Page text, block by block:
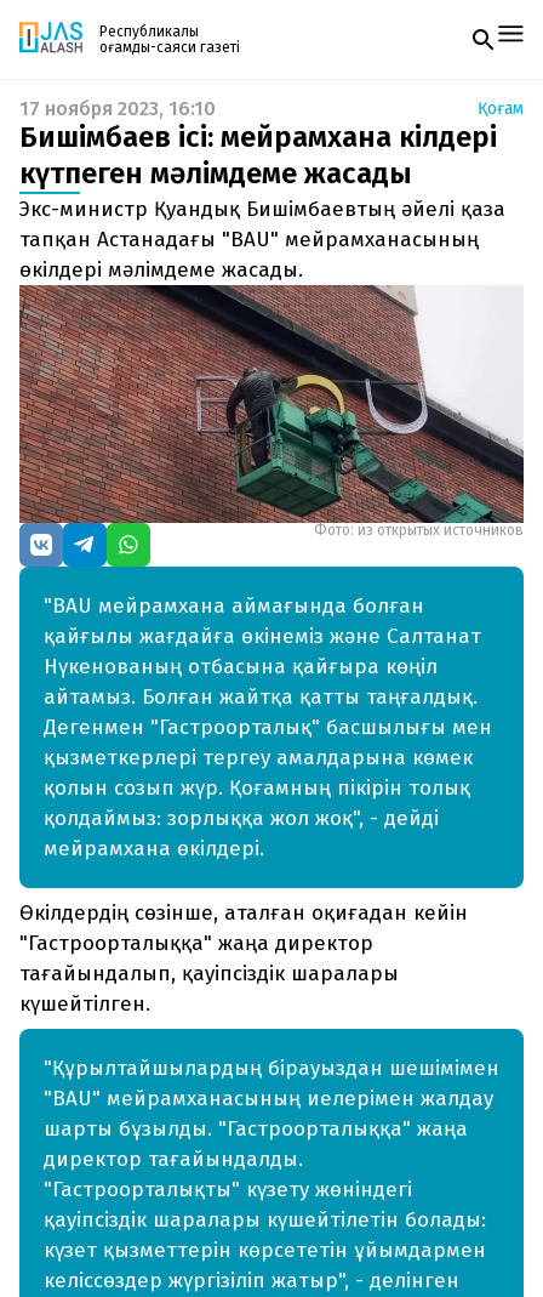
Республикалық
қоғамдық-саяси газеті
Жаңалықтар
Спорт
Live
Руханият
Аймақ
Архив
Заң және тәртіп
Редакциямен байланыс
+7 708 604 51 06
Жарнама бөлімі
+7 701 220 64 52
Пошта
zhasalash100@gmail.com
Газетке жазылу
PDF форматтағы газетті ай сайын электронды
поштаңызға алып отырыңыз. Жаңа нөмір
шыққан сәтте сізге бірден жіберіледі. Тек email
енгізіңіз, біз қалғанын өзіміз жібереміз.
17 ноября 2023, 16:10 Қоғам
Бишімбаев ісі: мейрамхана өкілдері
күтпеген мәлімдеме жасады
Экс-министр Қуандық Бишімбаевтың әйелі қаза
тапқан Астанадағы "BAU" мейрамханасының
өкілдері мәлімдеме жасады.
Фото: из открытых источников
"BAU мейрамхана аймағында болған
қайғылы жағдайға өкінеміз және Салтанат
Нүкенованың отбасына қайғыра көңіл
айтамыз. Болған жайтқа қатты таңғалдық.
Дегенмен "Гастроорталық" басшылығы мен
қызметкерлері тергеу амалдарына көмек
қолын созып жүр. Қоғамның пікірін толық
қолдаймыз: зорлыққа жол жоқ", - дейді
мейрамхана өкілдері.
Өкілдердің сөзінше, аталған оқиғадан кейін
"Гастроорталыққа" жаңа директор
тағайындалып, қауіпсіздік шаралары
күшейтілген.
"Құрылтайшылардың бірауыздан шешімімен
"BAU" мейрамханасының иелерімен жалдау
шарты бұзылды. "Гастроорталыққа" жаңа
директор тағайындалды.
"Гастроорталықты" күзету жөніндегі
қауіпсіздік шаралары күшейтілетін болады:
күзет қызметтерін көрсететін ұйымдармен
келіссөздер жүргізіліп жатыр", - делінген